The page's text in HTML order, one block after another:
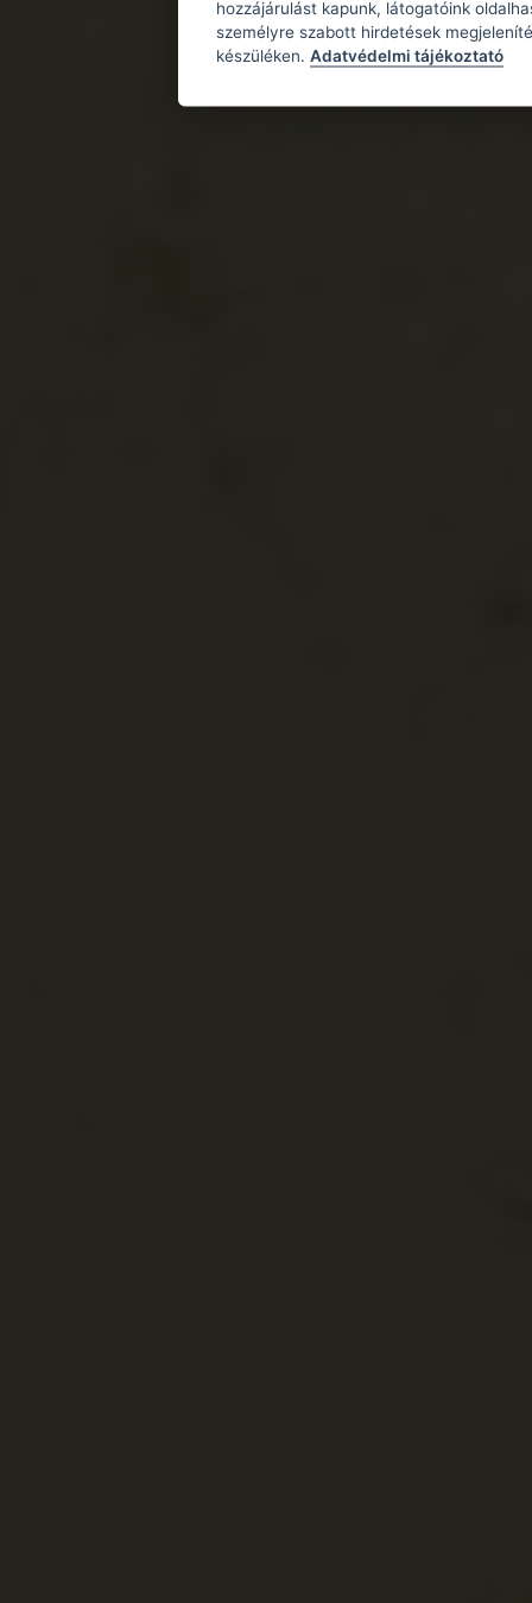
hozzájárulást kapunk, látogatóink
személyre szabott hirdetések
készüléken. Adatvédelmi tájékoztató